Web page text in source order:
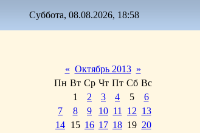
Суббота, 08.08.2026, 18:58
« Октябрь 2013 »
Пн Вт Ср Чт Пт Сб Вс
1
2 3 4 5
6
7
8 9 10 11 12 13
14 15 16 17 18 19 20